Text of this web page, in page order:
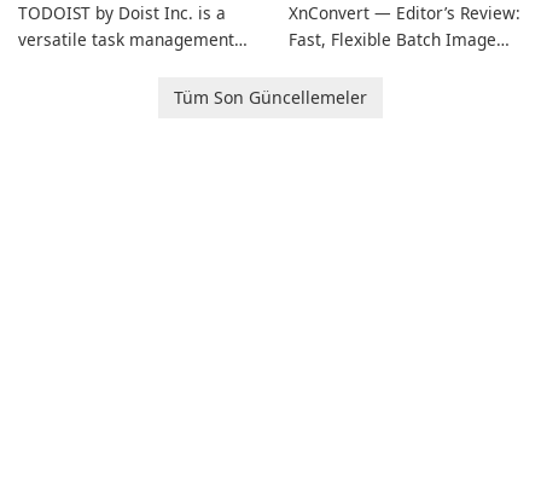
TODOIST by Doist Inc. is a
versatile task management
individuals and teams
XnConvert — Editor’s Review:
Fast, Flexible Batch Image
macOS and Linux XnConvert
Tüm Son Güncellemeler